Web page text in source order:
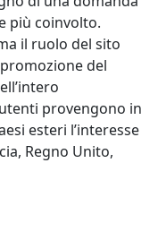
più coinvolto.
il ruolo del sito
del
provengono in
esteri l’interesse
Regno Unito,